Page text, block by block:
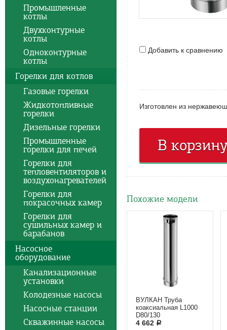
Добавить к сравнению
Изготовлен из
В
Похожие модели
ВУЛКАН Труба
коаксиальная L1000
D80/130
4 662 a
Промышленные
котлы
Двухконтурные
котлы
Одноконтурные
котлы
Горелки для котлов
Газовые горелки
Жидкотопливные
горелки
Дизельные горелки
Промышленные
горелки для печей
Горелки для
тепловентиляторов и
воздухонагревателей
Горелки для
покрасочных камер
Горелки для
сушильных камер и
барабанов
Насосное
оборудование
Канализационные
установки
Колодезные насосы
Насосные станции
Скважинные насосы